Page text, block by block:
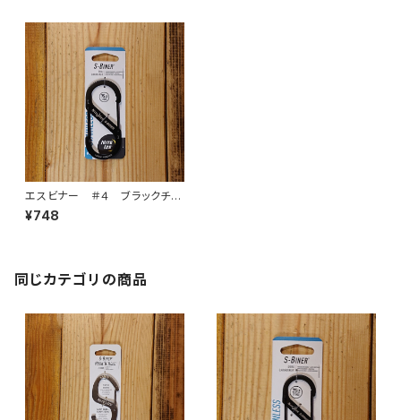
エスビナー ＃４ ブラックチタ
ン
¥748
同じカテゴリの商品